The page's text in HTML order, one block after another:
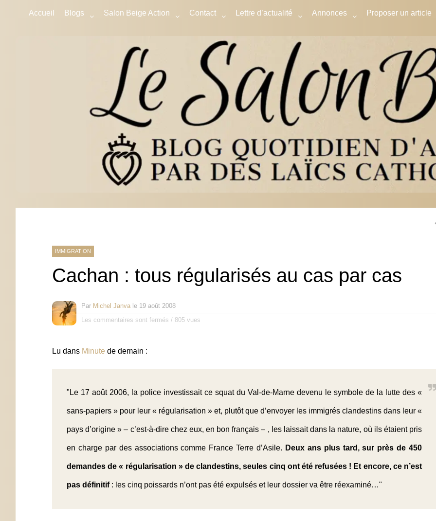
Accueil Blogs Salon Beige Action Contact Lettre d’actualité Annonces Proposer un article
IMMIGRATION
Cachan : tous régularisés au cas par cas
Par Michel Janva le 19 août 2008
Les commentaires sont fermés / 805 vues
Lu dans Minute de demain :
"Le 17 août 2006, la police investissait ce squat du Val-de-Marne devenu le symbole de la lutte des «
sans-papiers » pour leur « régularisation » et, plutôt que d’envoyer les immigrés clandestins dans leur «
pays d’origine » – c’est-à-dire chez eux, en bon français – , les laissait dans la nature, où ils étaient pris
en charge par des associations comme France Terre d’Asile. Deux ans plus tard, sur près de 450
demandes de « régularisation » de clandestins, seules cinq ont été refusées ! Et encore, ce n’est
pas définitif: les cinq poissards n’ont pas été expulsés et leur dossier va être réexaminé…"